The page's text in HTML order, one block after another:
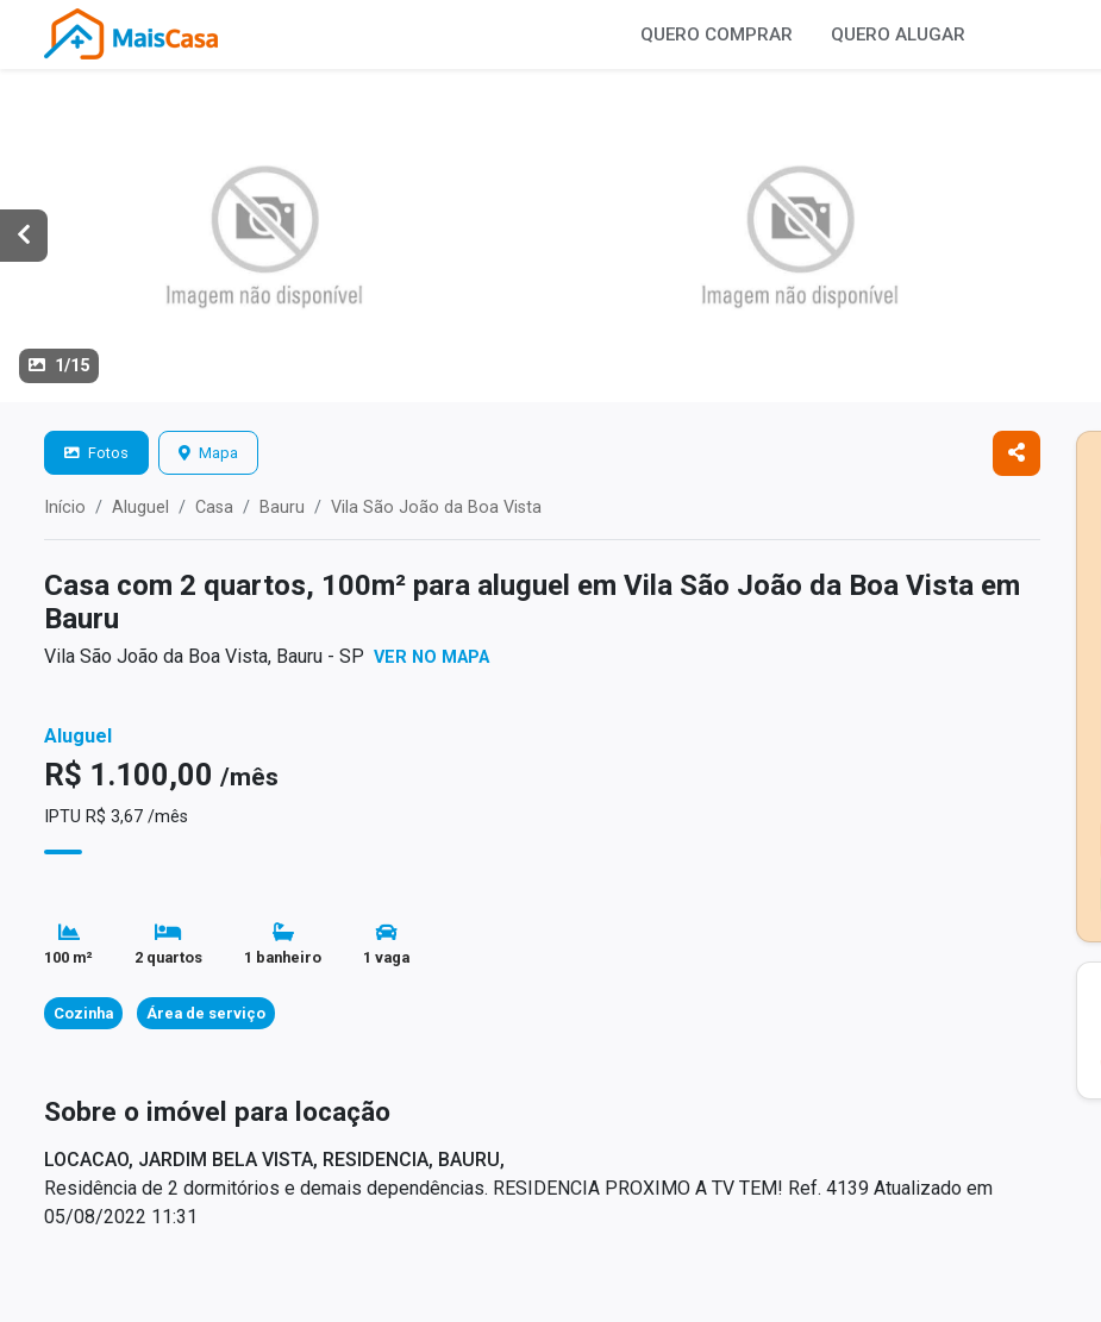
QUERO COMPRAR QUERO ALUGAR
1/15
Fotos Mapa
Início Aluguel Casa Bauru Vila São João da Boa Vista
Casa com 2 quartos, 100m² para aluguel em Vila São João da Boa Vista em
Bauru
Vila São João da Boa Vista, Bauru - SP VER NO MAPA
Aluguel
R$ 1.100,00 /mês
IPTU R$ 3,67 /mês
100 m² 2 quartos 1 banheiro 1 vaga
Cozinha Área de serviço
Sobre o imóvel para locação
LOCACAO, JARDIM BELA VISTA, RESIDENCIA, BAURU,
Residência de 2 dormitórios e demais dependências. RESIDENCIA PROXIMO A TV TEM! Ref. 4139 Atualizado em
05/08/2022 11:31